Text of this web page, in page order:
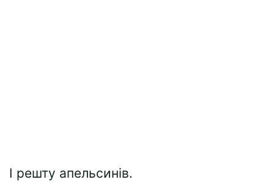
І решту апельсинів.